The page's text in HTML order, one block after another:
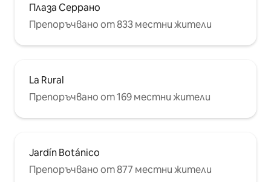
Плаза Серрано
Препоръчвано от 833 местни жители
La Rural
Препоръчвано от 169 местни жители
Jardín Botánico
Препоръчвано от 877 местни жители